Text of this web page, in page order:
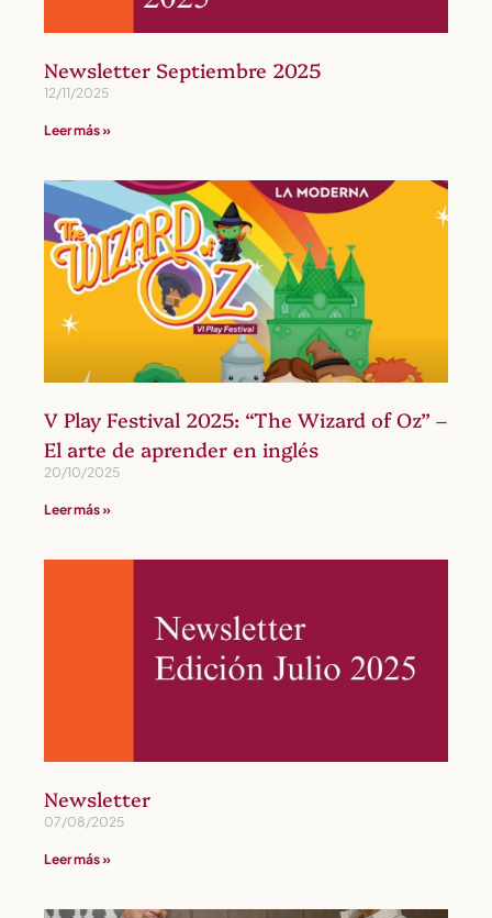
Newsletter Septiembre 2025
12/11/2025
Leer más »
V Play Festival 2025: “The Wizard of Oz” –
El arte de aprender en inglés
20/10/2025
Leer más »
Newsletter
07/08/2025
Leer más »